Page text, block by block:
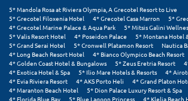
Σαλαμίνα
Σαμοθράκη
Σάμος
Σαντορίνη
Σέριφος
5* Mandola Rosa at Riviera Olympia, A Grecotel Resort to Live
5* Grecotel Filoxenia Hotel
4* Grecotel Casa Marron
5*
4* Grecotel Marine Palace & Aqua Park
5* Mitsis Galini
5* Valis Resort Hotel
4* Poseidon Palace
5* Montana Hotel
5* Grand Serai Hotel
5* Cronwell Platamon Resort
Nautica
4* Long Beach Resort Hotel
4* Bianco Olympico Beach Resort
4* Golden Coast Hotel & Bungalows
5* Zeus Eretria Resort
4* Exotica Hotel & Spa
5* Ilio Mare Hotels & Resorts
4*
4* Evia Riviera Resort
4* AKS Porto Heli
4* Grand Platon
4* Maranton Beach Hotel
5* Dion Palace Luxury Resort & Spa
4* Florida Blue Bay
5* Blue Lagoon Princess
4* Klelia Beach